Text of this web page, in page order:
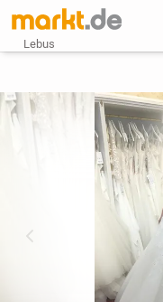
Lebus
vorheriges Bild